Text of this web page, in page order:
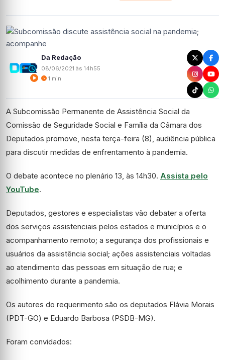
Da Redação
08/06/2021 às 14h55
1 min
A Subcomissão Permanente de Assistência Social da
Comissão de Seguridade Social e Família da Câmara dos
Deputados promove, nesta terça-feira (8), audiência pública
para discutir medidas de enfrentamento à pandemia.
O debate acontece no plenário 13, às 14h30. Assista pelo
YouTube.
Deputados, gestores e especialistas vão debater a oferta
dos serviços assistenciais pelos estados e municípios e o
acompanhamento remoto; a segurança dos profissionais e
usuários da assistência social; ações assistenciais voltadas
ao atendimento das pessoas em situação de rua; e
acolhimento durante a pandemia.
Os autores do requerimento são os deputados Flávia Morais
(PDT-GO) e Eduardo Barbosa (PSDB-MG).
Foram convidados: